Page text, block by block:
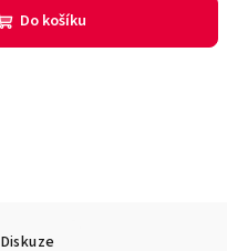
Do košíku
Diskuze